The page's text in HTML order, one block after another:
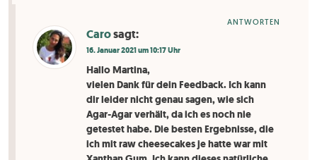
Carosagt:
16. Januar 2021 um 10:17 Uhr
Hallo Martina,
vielen Dank für dein Feedback. Ich kann
dir leider nicht genau sagen, wie sich
Agar-Agar verhält, da ich es noch nie
getestet habe. Die besten Ergebnisse, die
ich mit raw cheesecakes je hatte war mit
ANTWORTEN